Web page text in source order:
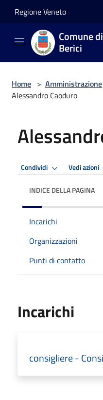
Regione Veneto
Comune
Berici
Home > Amministrazione
Alessandro Caoduro
Condividi Vedi azioni
INDICE DELLA PAGINA
Incarichi
Organizzazioni
Punti di contatto
Incarichi
consigliere -